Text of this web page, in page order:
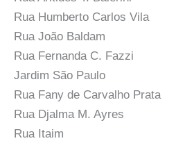
Rua Humberto Carlos Vila
Rua João Baldam
Rua Fernanda C. Fazzi
Jardim São Paulo
Rua Fany de Carvalho Prata
Rua Djalma M. Ayres
Rua Itaim